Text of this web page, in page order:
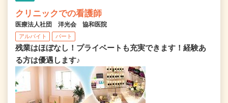
クリニックでの看護師
医療法人社団 洋光会 協和医院
アルバイト パート
残業はほぼなし！プライベートも充実できます！経験あ
る方は優遇します♪